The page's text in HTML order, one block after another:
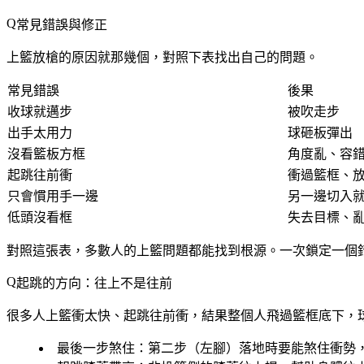
常見錯誤與修正
上籃放槍的原因就那幾個，對照下表找出自己的問題。
常見錯誤
後果
收球就邁步
被吹走步
出手太用力
球砸板彈出
沒看籃板方框
角度亂、容
起跳往前衝
衝過籃框、
只會慣用手一邊
另一邊切入
低頭沒看框
失去目標、
對照這張表，多數人的上籃問題都能找到根源。一次鎖定一
起跳的方向：往上不是往前
很多人上籃衝太快、起跳往前衝，結果整個人飛過籃框底下
最後一步煞住 ：第二步（左腳）落地時要能煞住衝勢